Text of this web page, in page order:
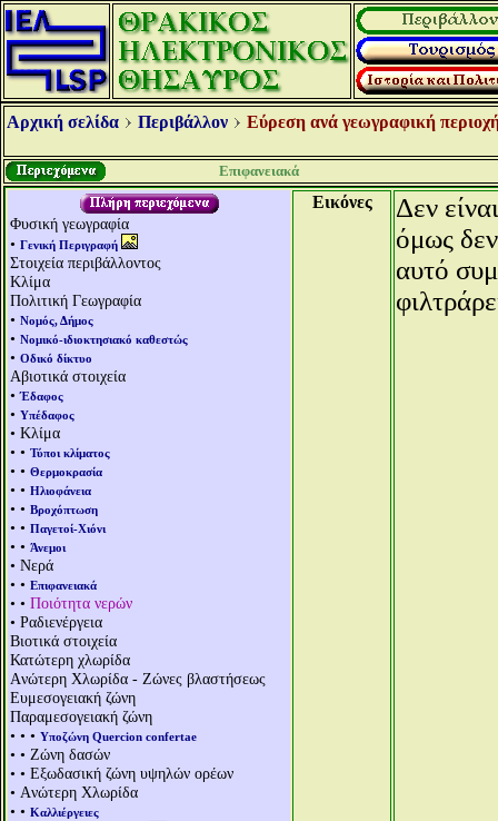
Αρχική σελίδα Περιβάλλον Εύρεση ανά γεωγραφική
Επιφανειακά
Φυσική γεωγραφία
• Γενική Περιγραφή
Στοιχεία περιβάλλοντος
Κλίμα
Πολιτική Γεωγραφία
• Νομός, Δήμος
• Νομικό-ιδιοκτησιακό καθεστώς
• Οδικό δίκτυο
Αβιοτικά στοιχεία
•Έδαφος
• Υπέδαφος
• Κλίμα
• • Τύποι κλίματος
• • Θερμοκρασία
• • Ηλιοφάνεια
• • Βροχόπτωση
• • Παγετοί-Χιόνι
• • Άνεμοι
• Νερά
• • Επιφανειακά
• • Ποιότητα νερών
• Ραδιενέργεια
Βιοτικά στοιχεία
Κατώτερη χλωρίδα
Aνώτερη Χλωρίδα - Ζώνες βλαστήσεως
Ευμεσογειακή ζώνη
Παραμεσογειακή ζώνη
• • • Υποζώνη Quercion confertae
• • Ζώνη δασών
• • Εξωδασική ζώνη υψηλών ορέων
• Aνώτερη Χλωρίδα
• • Καλλιέργειες
Εικόνες
Δεν
όμως
αυτό